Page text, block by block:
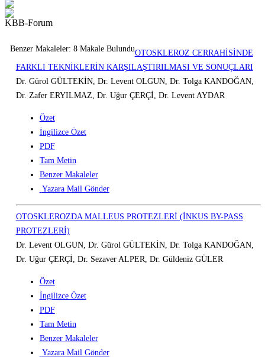
KBB-Forum
Benzer Makaleler: 8 Makale BulunduOTOSKLEROZ CERRAHİSİNDE
FARKLI TEKNİKLERİN KARŞILAŞTIRILMASI VE SONUÇLARI
Dr. Gürol GÜLTEKİN, Dr. Levent OLGUN, Dr. Tolga KANDOĞAN,
Dr. Zafer ERYILMAZ, Dr. Uğur ÇERÇİ, Dr. Levent AYDAR
Özet
İngilizce Özet
PDF
Tam Metin
Benzer Makaleler
Yazara Mail Gönder
OTOSKLEROZDA MALLEUS PROTEZLERİ (İNKUS BY-PASS
PROTEZLERİ)
Dr. Levent OLGUN, Dr. Gürol GÜLTEKİN, Dr. Tolga KANDOĞAN,
Dr. Uğur ÇERÇİ, Dr. Sezaver ALPER, Dr. Güldeniz GÜLER
Özet
İngilizce Özet
PDF
Tam Metin
Benzer Makaleler
Yazara Mail Gönder